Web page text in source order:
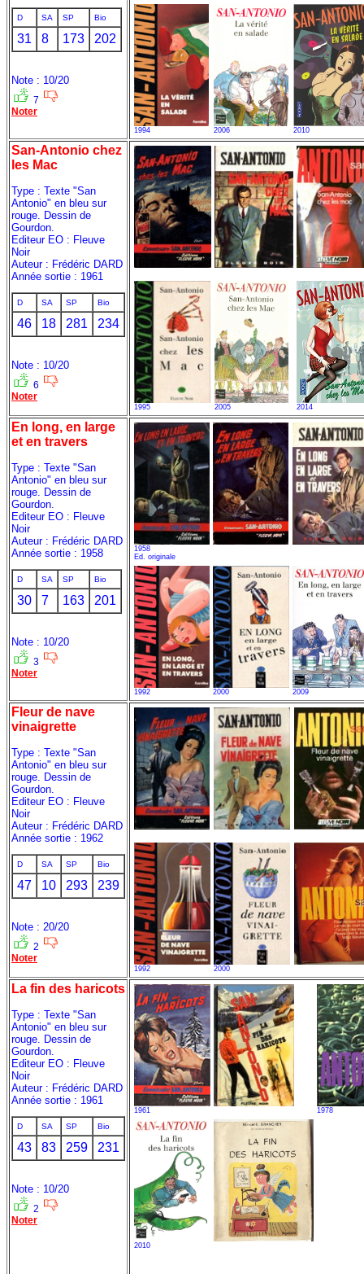
D SA SP Bio
31 8 173 202
Note : 10/20
7
Noter
1994 2006 2010
San-Antonio chez
les Mac
Type : Texte "San
Antonio" en bleu sur
rouge. Dessin de
Gourdon.
Editeur EO : Fleuve
Noir
Auteur : Frédéric DARD
Année sortie : 1961
D SA SP Bio
46 18 281 234
Note : 10/20
6
Noter
1995 2005 2014
En long, en large
et en travers
Type : Texte "San
Antonio" en bleu sur
rouge. Dessin de
Gourdon.
Editeur EO : Fleuve
Noir
Auteur : Frédéric DARD
Année sortie : 1958
D SA SP Bio
30 7 163 201
Note : 10/20
3
Noter
1958
Ed. originale
1992 2000 2009
Fleur de nave
vinaigrette
Type : Texte "San
Antonio" en bleu sur
rouge. Dessin de
Gourdon.
Editeur EO : Fleuve
Noir
Auteur : Frédéric DARD
Année sortie : 1962
D SA SP Bio
47 10 293 239
Note : 20/20
2
Noter
1992 2000
La fin des haricots
Type : Texte "San
Antonio" en bleu sur
rouge. Dessin de
Gourdon.
Editeur EO : Fleuve
Noir
Auteur : Frédéric DARD
Année sortie : 1961
D SA SP Bio
43 83 259 231
Note : 10/20
2
Noter
1961 1978
2010